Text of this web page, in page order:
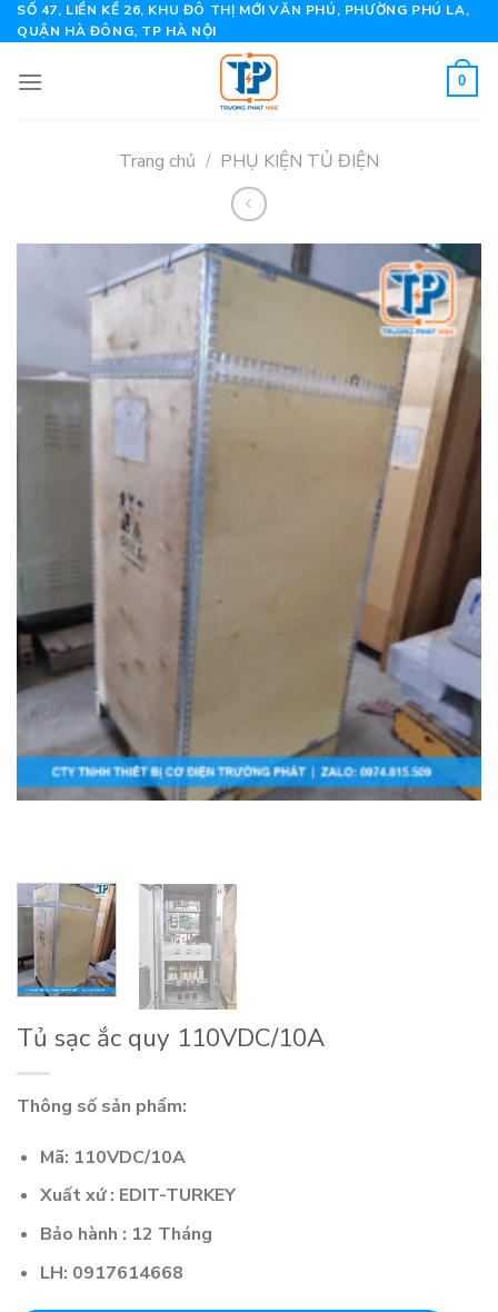
Skip
to
SỐ 47, LIỀN KỀ 26, KHU ĐÔ THỊ MỚI VĂN PHÚ, PHƯỜNG PHÚ LA,
QUẬN HÀ ĐÔNG, TP HÀ NỘI
0
Trang chủ / PHỤ KIỆN TỦ ĐIỆN
Tủ sạc ắc quy 110VDC/10A
Thông số sản phẩm:
Mã: 110VDC/10A
Xuất xứ : EDIT-TURKEY
Bảo hành : 12 Tháng
LH: 0917614668